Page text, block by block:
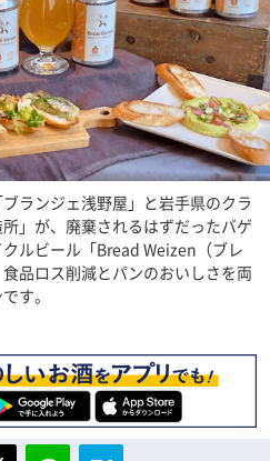
ランジェ浅野屋」と岩手県のクラ
」が、廃棄されるはずだったバゲ
ルビール「Bread Weizen（ブレ
品ロス削減とパンのおいしさを両
す。